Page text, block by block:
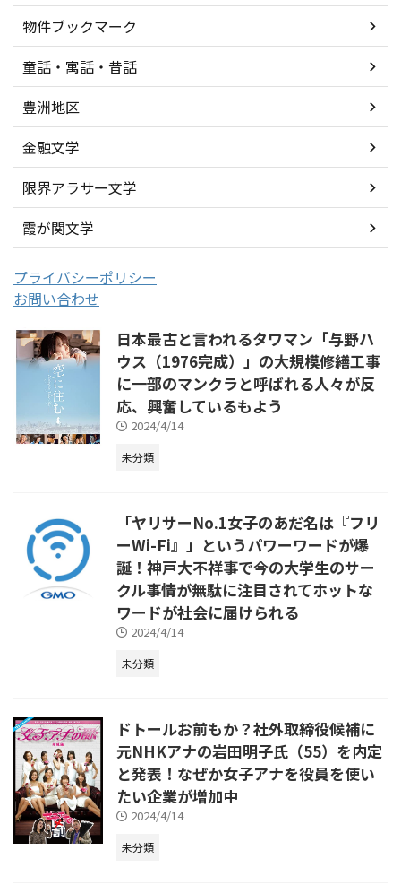
物件ブックマーク
童話・寓話・昔話
豊洲地区
金融文学
限界アラサー文学
霞が関文学
プライバシーポリシー
お問い合わせ
日本最古と言われるタワマン「与野ハ
ウス（1976完成）」の大規模修繕工事
に一部のマンクラと呼ばれる人々が反
応、興奮しているもよう
2024/4/14
未分類
「ヤリサーNo.1女子のあだ名は『フリ
ーWi-Fi』」というパワーワードが爆
誕！神戸大不祥事で今の大学生のサー
クル事情が無駄に注目されてホットな
ワードが社会に届けられる
2024/4/14
未分類
ドトールお前もか？社外取締役候補に
元NHKアナの岩田明子氏（55）を内定
と発表！なぜか女子アナを役員を使い
たい企業が増加中
2024/4/14
未分類